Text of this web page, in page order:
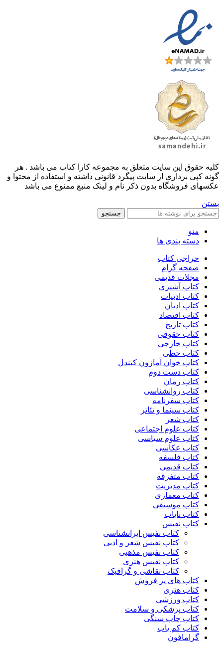
کليه حقوق اين سايت متعلق به مجموعه کارا کتاب می باشد . هر
گونه کپی برداری از سایت پیگرد قانونی داشته و استفاده از محتوا و
عکسهای فروشگاه بدون ذکر نام و لینک منبع ممنوع می باشد
بستن
جستجو
منو
دسته بندی ها
حراجی کتاب
صفحه گرام
مجلات قدیمی
کتاب آشپزی
کتاب ادبیات
کتاب ادیان
کتاب اقتصاد
کتاب تاریخ
کتاب حقوقی
کتاب خارجی
کتاب خطی
کتاب خوان آمازون کیندل
کتاب دست دوم
کتاب رمان
کتاب روانشناسی
کتاب سفرنامه
کتاب سینما و تئاتر
کتاب شعر
کتاب علوم اجتماعی
کتاب علوم سیاسی
کتاب عکاسی
کتاب فلسفه
کتاب قدیمی
کتاب متفرقه
کتاب مدیریت
کتاب معماری
کتاب موسیقی
کتاب نایاب
کتاب نفیس
کتاب نفیس ایرانشناسی
کتاب نفیس شعر و ادبی
کتاب نفیس مذهبی
کتاب نفیس هنری
کتاب نقاشی و گرافیک
کتاب های پر فروش
کتاب هنری
کتاب ورزشی
کتاب پزشکی و سلامت
کتاب چاپ سنگی
کتاب کم یاب
گرامافون